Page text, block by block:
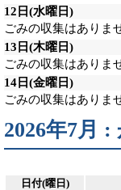
12日(水曜日)
ごみの収集はありま
13日(木曜日)
ごみの収集はありま
14日(金曜日)
ごみの収集はありま
2026年7月 :
日付(曜日)